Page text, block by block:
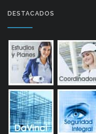
DESTACADOS